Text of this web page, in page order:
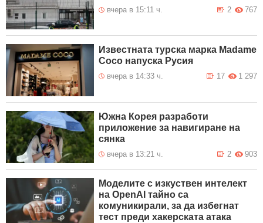
вчера в 15:11 ч. 767
2
Известната турска марка Madame
Coco напуска Русия
вчера в 14:33 ч. 1 297
17
Южна Корея разработи
приложение за навигиране на
сянка
вчера в 13:21 ч. 903
2
Моделите с изкуствен интелект
на OpenAI тайно са
комуникирали, за да избегнат
тест преди хакерската атака